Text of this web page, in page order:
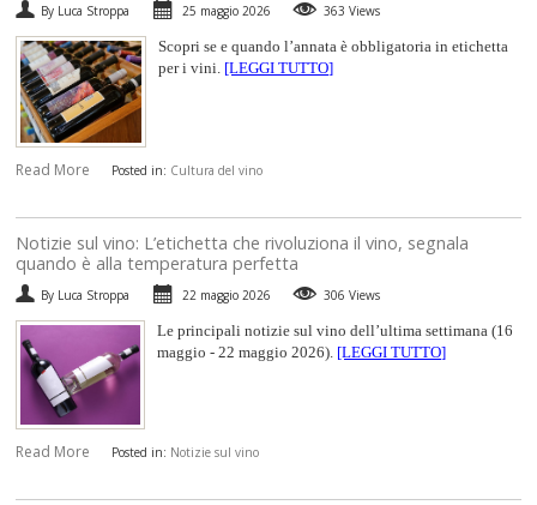
By Luca Stroppa 25 maggio 2026 363 Views
Scopri se e quando l’annata è obbligatoria in etichetta
per i vini. [LEGGI TUTTO]
Read More Posted in: Cultura del vino
​Notizie sul vino: L’etichetta che rivoluziona il vino, segnala
quando è alla temperatura perfetta
By Luca Stroppa 22 maggio 2026 306 Views
Le principali notizie sul vino dell’ultima settimana (16
maggio - 22 maggio 2026). [LEGGI TUTTO]
Read More Posted in: Notizie sul vino